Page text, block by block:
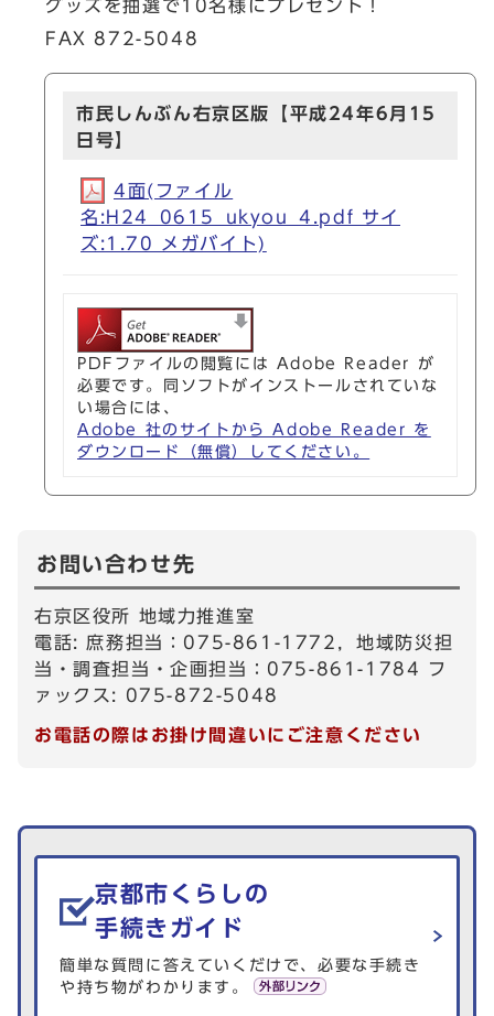
グッズを抽選で10名様にプレゼント！
FAX 872-5048
市民しんぶん右京区版【平成24年6月15
日号】
4面(ファイル
名:H24_0615_ukyou_4.pdf サイ
ズ:1.70 メガバイト)
PDFファイルの閲覧には Adobe Reader が
必要です。同ソフトがインストールされていな
い場合には、
Adobe 社のサイトから Adobe Reader を
ダウンロード（無償）してください。
お問い合わせ先
右京区役所 地域力推進室
電話: 庶務担当：075-861-1772，地域防災担
当・調査担当・企画担当：075-861-1784 フ
ァックス: 075-872-5048
お電話の際はお掛け間違いにご注意ください
生活情報を探す
京都市くらしの
手続きガイド
簡単な質問に答えていくだけで、必要な手続き
や持ち物がわかります。